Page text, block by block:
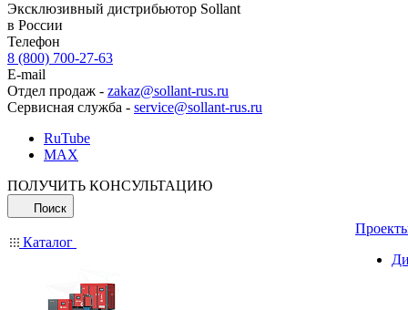
Эксклюзивный дистрибьютор Sollant
в России
Телефон
8 (800) 700-27-63
E-mail
Отдел продаж - zakaz@sollant-rus.ru
Сервисная служба - service@sollant-rus.ru
RuTube
MAX
ПОЛУЧИТЬ КОНСУЛЬТАЦИЮ
Поиск
Каталог